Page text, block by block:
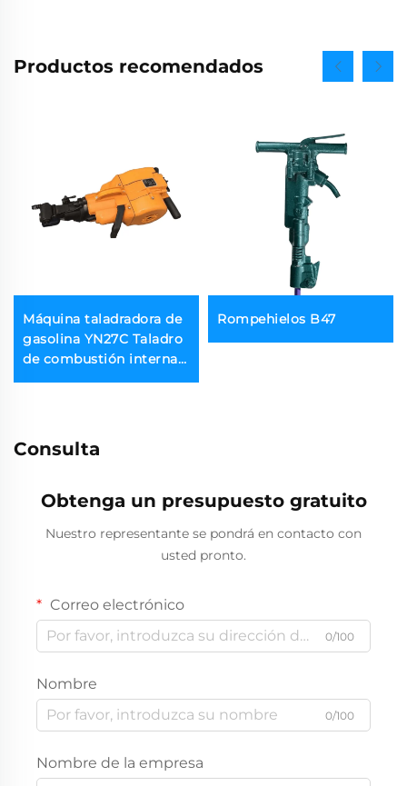
Productos recomendados
Máquina taladradora de
gasolina YN27C Taladro
de combustión interna
portable Martillo
Rompehielos B47
Consulta
Obtenga un presupuesto gratuito
Nuestro representante se pondrá en contacto con
usted pronto.
Correo electrónico
0/100
Nombre
0/100
Nombre de la empresa